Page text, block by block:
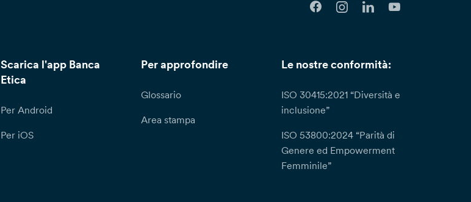
Scarica l'app Banca
Etica
Per Android
Per iOS
Per approfondire
Glossario
Area stampa
Le nostre conformità:
ISO 30415:2021 “Diversità e
inclusione”
ISO 53800:2024 “Parità di
Genere ed Empowerment
Femminile”